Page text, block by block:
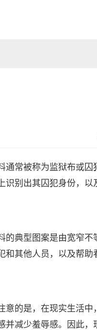
通常被称为监狱布或
识别出其囚犯身份，以
的典型图案是由宽窄
和其他人员，以及帮助
意的是，在现实生活
并减少羞辱感。因此，